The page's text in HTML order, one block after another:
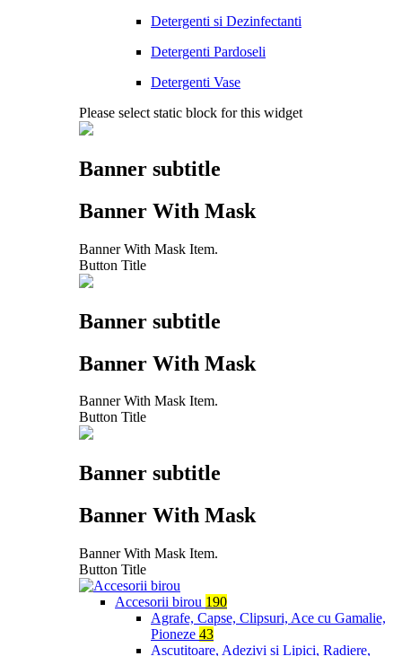
Detergenti si Dezinfectanti
Detergenti Pardoseli
Detergenti Vase
Please select static block for this widget
Banner subtitle
Banner With Mask
Banner With Mask Item.
Button Title
Banner subtitle
Banner With Mask
Banner With Mask Item.
Button Title
Banner subtitle
Banner With Mask
Banner With Mask Item.
Button Title
Accesorii birou 190
Agrafe, Capse, Clipsuri, Ace cu Gamalie,
Pioneze 43
Ascutitoare, Adezivi si Lipici, Radiere,